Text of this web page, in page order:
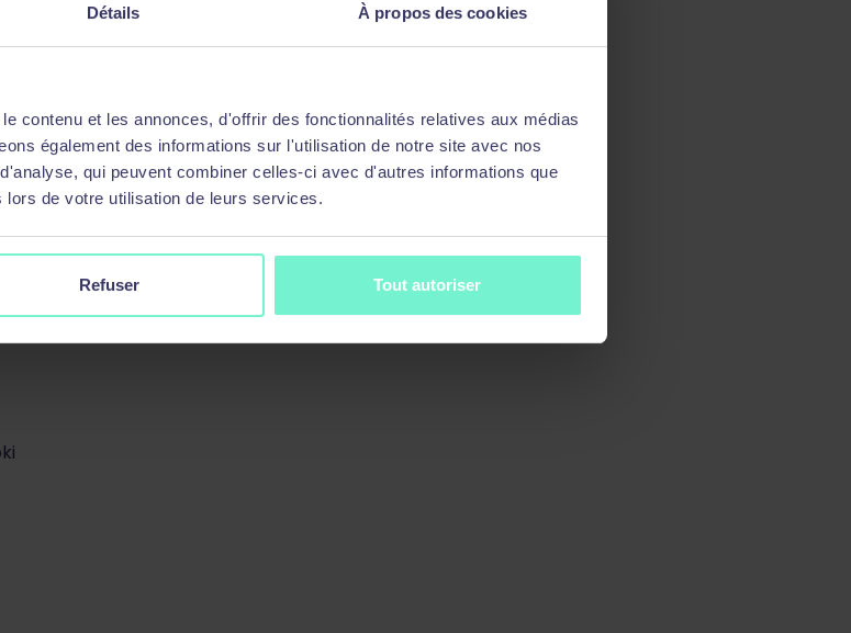
Détails À propos des cookies
contenu et les annonces, d'offrir des fonctionnalités relatives aux médias
également des informations sur l'utilisation de notre site avec nos
qui peuvent combiner celles-ci avec d'autres informations que
de votre utilisation de leurs services.
Refuser Tout autoriser